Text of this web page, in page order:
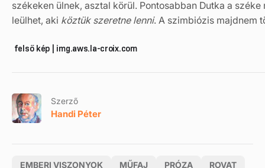
székeken ülnek, asztal körül. Pontosabban Dutka a
leülhet, aki köztük szeretne lenni. A szimbiózis majdnem
felső kép | img.aws.la-croix.com
Szerző
Handi Péter
EMBERI VISZONYOK MŰFAJ PRÓZA ROVAT